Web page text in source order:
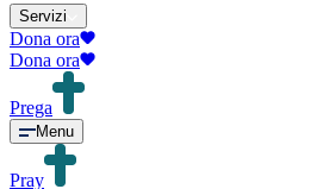
Servizi
Dona ora
Dona ora
Prega
Menu
Pray